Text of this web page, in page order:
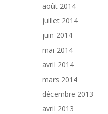
août 2014
juillet 2014
juin 2014
mai 2014
avril 2014
mars 2014
décembre 2013
avril 2013